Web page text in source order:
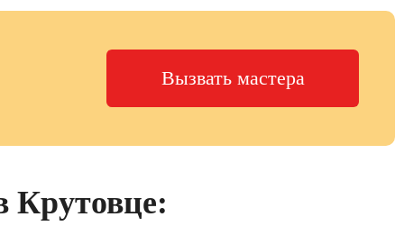
Вызвать мастера
Крутовце: